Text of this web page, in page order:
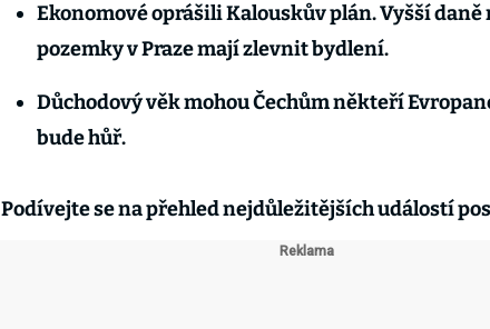
Ekonomové oprášili Kalouskův plán. Vyšší
pozemky v Praze mají zlevnit bydlení.
Důchodový věk mohou Čechům někteří
bude hůř.
Podívejte se na přehled nejdůležitějších událostí